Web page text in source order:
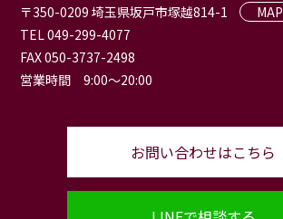
〒350-0209 埼玉県坂戸市塚越814-1
MAP
TEL 049-299-4077
FAX 050-3737-2498
営業時間 9:00〜20:00
お問い合わせはこちら